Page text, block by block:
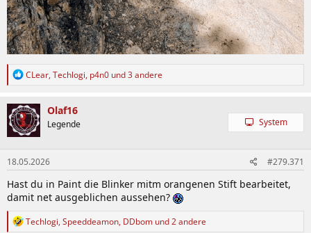
R
k
t
i
o
n
e
n
:
CLear, Techlogi, p4n0 und 3 andere
Olaf16
Legende System
18.05.2026 #279.371
Hast du in Paint die Blinker mitm orangenen Stift bearbeitet,
damit net ausgeblichen aussehen?
R
Techlogi, Speeddeamon, DDbom und 2 andere